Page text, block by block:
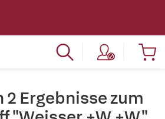
2 Ergebnisse zum